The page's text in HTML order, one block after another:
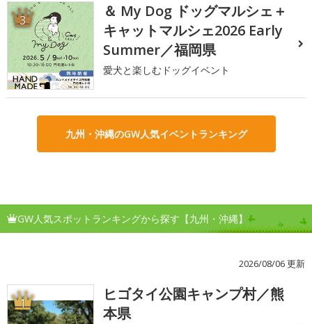
3
＆ My Dog ドッグマルシェ＋
キャットマルシェ2026 Early
Summer／福岡県
愛犬と楽しむドッグイベント
九州・沖縄のGW人気イベントランキング
GW人気スポットランキングから探す【九州・沖縄】
2026/08/06 更新
1
ヒゴタイ公園キャンプ村／熊
本県